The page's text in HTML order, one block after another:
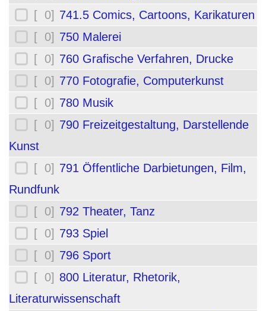
[ 0] 741.5 Comics, Cartoons, Karikaturen
[ 0] 750 Malerei
[ 0] 760 Grafische Verfahren, Drucke
[ 0] 770 Fotografie, Computerkunst
[ 0] 780 Musik
[ 0] 790 Freizeitgestaltung, Darstellende
Kunst
[ 0] 791 Öffentliche Darbietungen, Film,
Rundfunk
[ 0] 792 Theater, Tanz
[ 0] 793 Spiel
[ 0] 796 Sport
[ 0] 800 Literatur, Rhetorik,
Literaturwissenschaft